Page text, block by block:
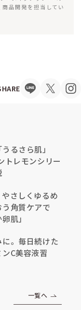
品開発を担当してい
るさら肌」
トレモンシリー
さしくゆるめ
角質ケアで
肌」
。毎日続けた
C美容液習
一覧へ